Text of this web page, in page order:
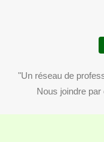
"Un réseau de
Nous joindre par